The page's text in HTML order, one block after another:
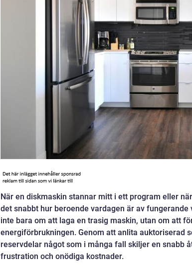
När en diskmaskin stannar mitt i ett program eller
det snabbt hur beroende vardagen är av fungerande
inte bara om att laga en trasig maskin, utan om att
energiförbrukningen. Genom att anlita auktoriserad
reservdelar något som i många fall skiljer en snabb
frustration och onödiga kostnader.